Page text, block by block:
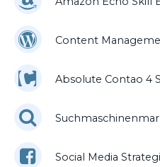
Content
Absolute Contao 4
Social Media